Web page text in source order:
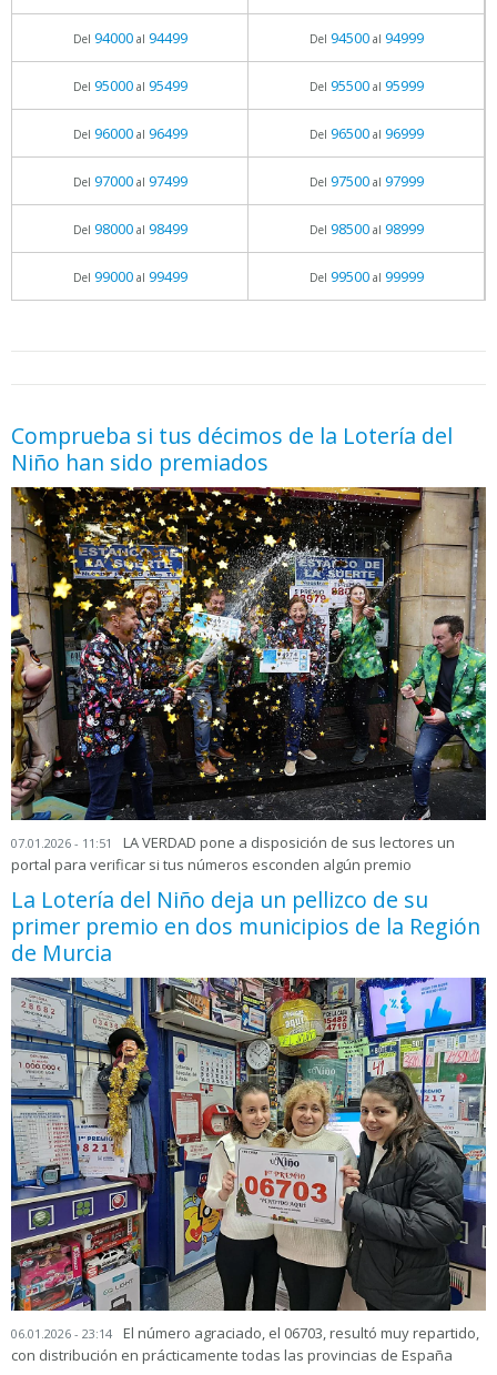
Del 94000al 94499 Del 94500al 94999
Del 95000al 95499 Del 95500al 95999
Del 96000al 96499 Del 96500al 96999
Del 97000al 97499 Del 97500al 97999
Del 98000al 98499 Del 98500al 98999
Del 99000al 99499 Del 99500al 99999
Comprueba si tus décimos de la Lotería del
Niño han sido premiados
07.01.2026 - 11:51
LA VERDAD pone a disposición de sus lectores un
portal para verificar si tus números esconden algún premio
La Lotería del Niño deja un pellizco de su
primer premio en dos municipios de la Región
de Murcia
06.01.2026 - 23:14
El número agraciado, el 06703, resultó muy repartido,
con distribución en prácticamente todas las provincias de España